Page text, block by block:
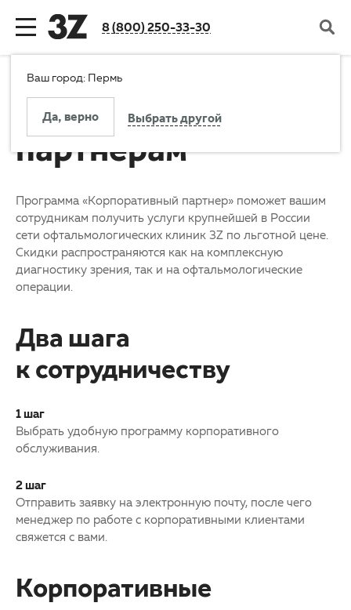
Ваш город: Пермь
Да, верно Выбрать другой
8 (800) 250-33-30
Назад
Клиника
Документы и лицензии
История
Карьера
Оборудование
ОМС
3D-тур по клинике
Партнерам
Закупки
Клуб офтальмологов
Назад
Услуги
Диагностика
Коррекция зрения
Пресбиопия
Катаракта и глаукома
Другие заболевания глаз
Детская офтальмология
Оптика
Назад
Цены
Акции
Программа лояльности
Рассрочка
Льготы
Назад
Пациентам
Отзывы
Вопросы и ответы
Заболевания
Справочник пациента
Корпоративным
партнерам
Программа «Корпоративный партнер» поможет вашим
сотрудникам получить услуги крупнейшей в России
сети офтальмологических клиник 3Z по льготной цене.
Скидки распространяются как на комплексную
диагностику зрения, так и на офтальмологические
операции.
Два шага
к сотрудничеству
1 шаг
Выбрать удобную программу корпоративного
обслуживания.
2 шаг
Отправить заявку на электронную почту, после чего
менеджер по работе с корпоративными клиентами
свяжется с вами.
Корпоративные